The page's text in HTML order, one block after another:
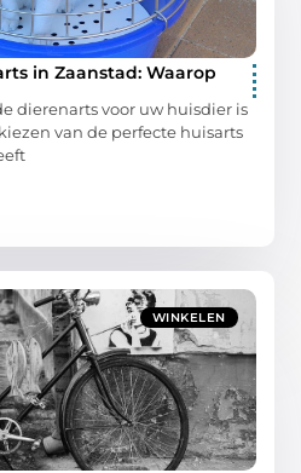
in Zaanstad: Waarop
dierenarts voor uw huisdier is
van de perfecte huisarts
WINKELEN